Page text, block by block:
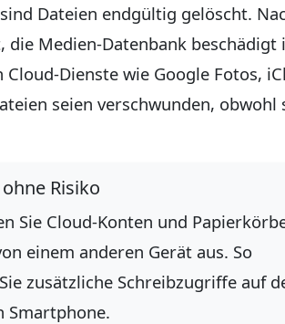
Dateien endgültig gelöscht.
die Medien-Datenbank
Cloud-Dienste wie Google Fotos,
seien verschwunden,
Risiko
Sie Cloud-Konten und
einem anderen Gerät aus. So
zusätzliche Schreibzugriffe auf
Smartphone.